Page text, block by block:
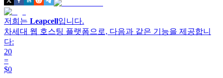
저희는 Leapcell입니다.
차세대 웹 호스팅 플랫폼으로, 다음과 같은 기능을 제공합니
다:
20
=
$0